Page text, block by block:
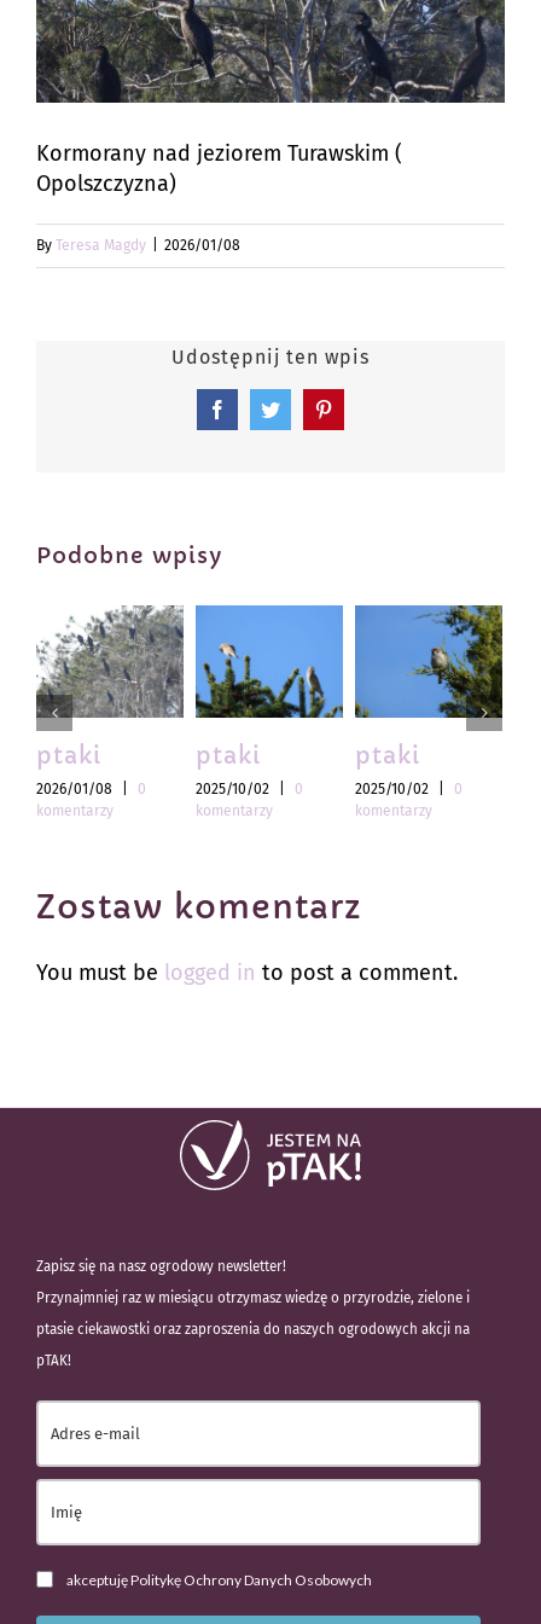
Kormorany nad jeziorem Turawskim (
Opolszczyzna)
By Teresa Magdy 2026/01/08
Udostępnij ten wpis
FacebookTwitterPinterest
Podobne wpisy
ptaki
2026/01/08
0
komentarzy
ptaki
2025/10/02
0
komentarzy
ptaki
2025/10/02
0
komentarzy
Zostaw komentarz
You must be logged in to post a comment.
Zapisz się na nasz ogrodowy newsletter!
Przynajmniej raz w miesiącu otrzymasz wiedzę o przyrodzie, zielone i
ptasie ciekawostki oraz zaproszenia do naszych ogrodowych akcji na
pTAK!
akceptuję Politykę Ochrony Danych Osobowych